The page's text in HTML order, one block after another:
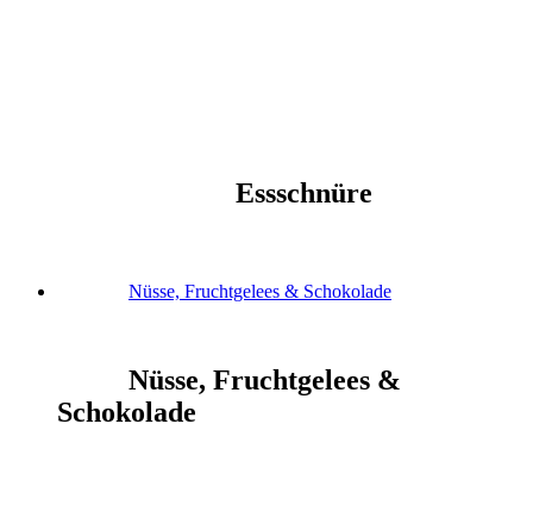
Essschnüre
Nüsse, Fruchtgelees & Schokolade
Nüsse, Fruchtgelees &
Schokolade